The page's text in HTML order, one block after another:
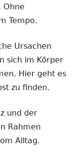
Ohne
Tempo.
Ursachen
sich im Körper
Hier geht es
zu finden.
und der
Rahmen
Alltag.